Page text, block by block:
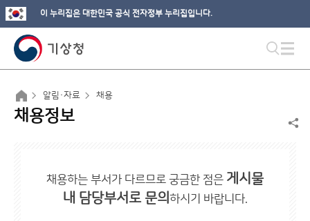
이 누리집은 대한민국 공식 전자정부 누리집입니다.
알림·자료 채용
채용정보
채용하는 부서가 다르므로 궁금한 점은 게시물
내 담당부서로 문의 하시기 바랍니다.